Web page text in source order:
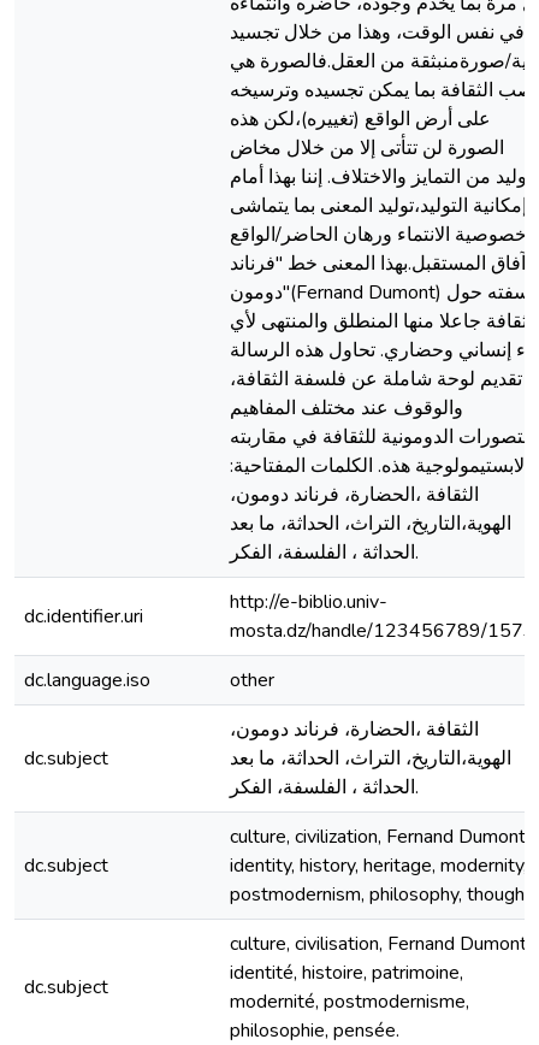
في نفس الوقت، وهذا من خلال تجسيد
صورةمنبثقة من العقل.فالصورة هي
الثقافة بما يمكن تجسيده وترسيخه
على أرض الواقع (تغييره)،لكن هذه
الصورة لن تتأتى إلا من خلال مخاض
من التمايز والاختلاف. إننا بهذا أمام
إمكانية التوليد،توليد المعنى بما يتماشى
وخصوصية الانتماء ورهان الحاضر/الواقع
وآفاق المستقبل.بهذا المعنى خط "فرناند
دومون"(Fernand Dumont) فلسفته حول
الثقافة جاعلا منها المنطلق والمنتهى لأي
إنساني وحضاري. تحاول هذه الرسالة
تقديم لوحة شاملة عن فلسفة الثقافة،
والوقوف عند مختلف المفاهيم
الدومونية للثقافة في مقاربته
الابستيمولوجية هذه. الكلمات المفتاحية:
الثقافة ،الحضارة، فرناند دومون،
الهوية،التاريخ، التراث، الحداثة، ما بعد
الحداثة ، الفلسفة، الفكر.
dc.identifier.uri
http://e-biblio.univ-
mosta.dz/handle/123456789/
dc.language.iso
other
dc.subject
الثقافة ،الحضارة، فرناند دومون،
الهوية،التاريخ، التراث، الحداثة، ما بعد
الحداثة ، الفلسفة، الفكر.
dc.subject
culture, civilization, Fernand Dumont,
identity, history, heritage, modernity,
postmodernism, philosophy, thought
dc.subject
culture, civilisation, Fernand Dumont,
identité, histoire, patrimoine,
modernité, postmodernisme,
philosophie, pensée.